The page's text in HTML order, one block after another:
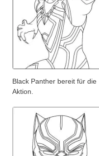
Black Panther bereit für die
Aktion.